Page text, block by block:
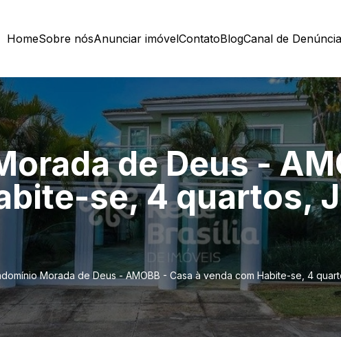
HomeSobre nósAnunciar imóvelContatoBlogCanal de Denúncia
de Deus -
se, 4 quartos,
Morada de Deus - AMOBB - Casa à venda com Habite-se, 4